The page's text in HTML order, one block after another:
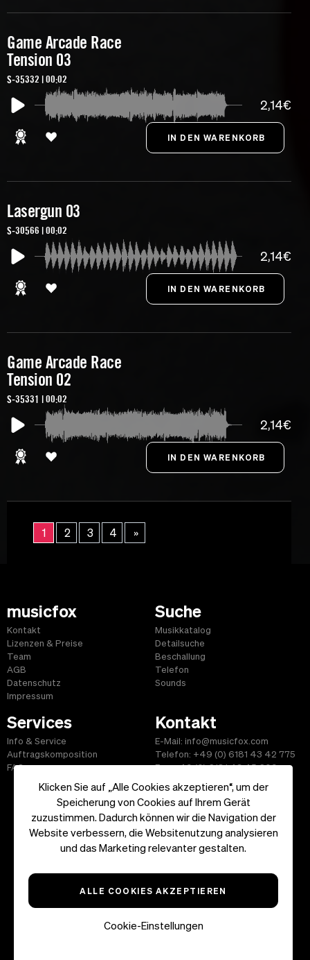
Klicken Sie auf „Alle Cookies akzeptieren“, um der
Speicherung von Cookies auf Ihrem Gerät
zuzustimmen. Dadurch können wir die Navigation der
Website verbessern, die Websitenutzung analysieren
und das Marketing relevanter gestalten.
ALLE COOKIES AKZEPTIEREN
Cookie-Einstellungen
Game Arcade Race
Tension 03
S-35332 | 00:02
2,14€
Lasergun 03
S-30566 | 00:02
2,14€
Game Arcade Race
Tension 02
S-35331 | 00:02
2,14€
1 2 3 4 »
musicfox
Kontakt
Lizenzen & Preise
Team
AGB
Datenschutz
Impressum
Suche
Musikkatalog
Detailsuche
Beschallung
Telefon
Sounds
Services
Info & Service
Auftragskomposition
FAQ
Kontakt
E-Mail: info@musicfox.com
Telefon: +49 (0) 6181 43 42 775
Fax: +49 (0) 6181 43 45 609
Start|Informationen|AGB|Kontakt
Copyright ©2026 musicfox.com - Gemafreie Musik. All Rights